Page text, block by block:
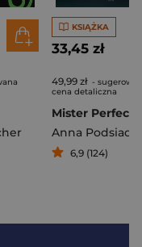
KSIĄŻKA
33,45 zł
49,99 zł -
cena detaliczna
Mister Perfect
Anna Podsiadło
6,9 (124)